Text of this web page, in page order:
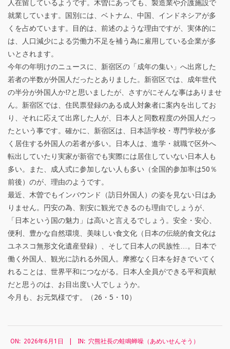
い
せ
ん
そ
う
）
2
0
2
6
年
6
月
号
』
人在留しているようです。木曽にあっても、製造業や介護施設で
就業しています。国別には、ベトナム、中国、インドネシアが多
くを占めています。目的は、前述のような理由ですが、実体的に
は、人口減少による労働力不足を補う為に雇用している企業が多
いとされます。
今年の年明けのニュースに、新宿区の「成年の集い」へ出席した
若者の半数が外国人だったとありました。新宿区では、成年世代
の半分が外国人か!?と思いましたが、さすがにそんな事はありませ
ん。新宿区では、住民票登録のある成人対象者に案内を出してお
り、それに応えて出席した人が、日本人と同数程度の外国人だっ
たという事です。確かに、新宿区は、日本語学校・専門学校が多
く居住する外国人の若者が多い。日本人は、進学・就職で区外へ
転出していたり実家が新宿でも実際には居住していない日本人も
多い。また、成人式に参加しない人も多い（全国的参加率は50％
前後）のが、理由のようです。
最近、木曽でもインバウンド（訪日外国人）の姿を見ない日はあ
りません。円安の為、割安に観光できるのも理由でしょうが、
「日本という国の魅力」は高いと言えるでしょう。安全・安心、
便利、豊かな自然環境、美味しい食文化（日本の伝統的食文化は
ユネスコ無形文化遺産登録）、そして日本人の民族性…。日本で
働く外国人、観光に訪れる外国人。摩擦なく日本を好きでいてく
れることは、世界平和につながる。日本人全員ができる平和貢献
だと思うのは、お目出度い人でしょうか。
今月も、お元気様です。（26・5・10）
06-
ON: 2026年6月1日 IN: 穴熊社長の蛙鳴蝉噪（あめいせんそう）